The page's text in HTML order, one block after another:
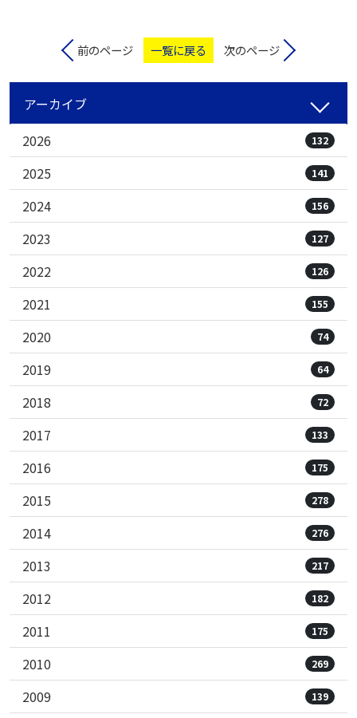
前のページ 一覧に戻る 次のページ
アーカイブ
2026
132
2025 141
2024 156
2023 127
2022 126
2021 155
2020 74
2019 64
2018 72
2017 133
2016 175
2015 278
2014 276
2013 217
2012 182
2011 175
2010 269
2009 139